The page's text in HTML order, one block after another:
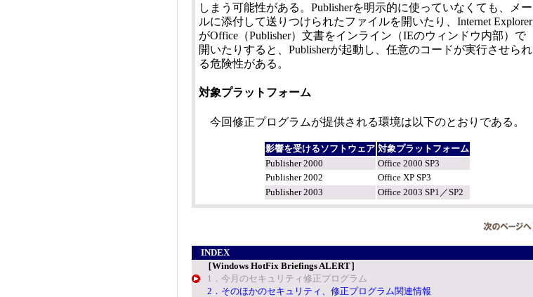
しまう可能性がある。Publisherを明示的に使っていなくても、メー
ルに添付して送りつけられたファイルを開いたり、Internet Explorer
がOffice（Publisher）文書をインライン（IEのウィンドウ内部）で
開いたりすると、Publisherが起動し、任意のコードが実行させられ
る危険性がある。
対象プラットフォーム
今回修正プログラムが提供される環境は以下のとおりである。
影響を受けるソフトウェア 対象プラットフォーム
Publisher 2000
Office 2000 SP3
Publisher 2002
Office XP SP3
Publisher 2003
Office 2003 SP1／SP2
INDEX
［Windows HotFix Briefings ALERT］
1．今月のセキュリティ修正プログラム
2．そのほかのセキュリティ、修正プログラム関連情報